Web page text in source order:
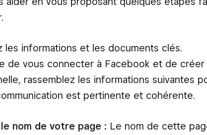
les informations et les documents clés.
de vous connecter à Facebook et de créer
rassemblez les informations suivantes
est pertinente et cohérente.
nom de votre page : Le nom de cette